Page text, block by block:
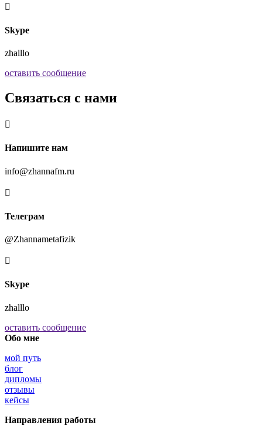

Skype
zhalllo
оставить сообщение
Связаться с нами

Напишите нам
info@zhannafm.ru

Телеграм
@Zhannametafizik

Skype
zhalllo
оставить сообщение
Обо мне
мой путь
блог
дипломы
отзывы
кейсы
Направления работы